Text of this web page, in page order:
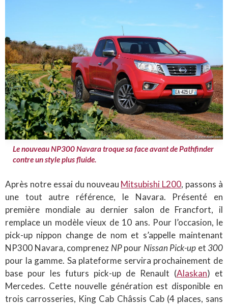
Le nouveau NP300 Navara troque sa face avant de Pathfinder
contre un style plus fluide.
Après notre essai du nouveau Mitsubishi L200, passons à
une tout autre référence, le Navara. Présenté en
première mondiale au dernier salon de Francfort, il
remplace un modèle vieux de 10 ans. Pour l’occasion, le
pick-up nippon change de nom et s’appelle maintenant
NP300 Navara, comprenezNPpourNissan Pick-up et 300
pour la gamme. Sa plateforme servira prochainement de
base pour les futurs pick-up de Renault (Alaskan) et
Mercedes. Cette nouvelle génération est disponible en
trois carrosseries, King Cab Châssis Cab (4 places, sans